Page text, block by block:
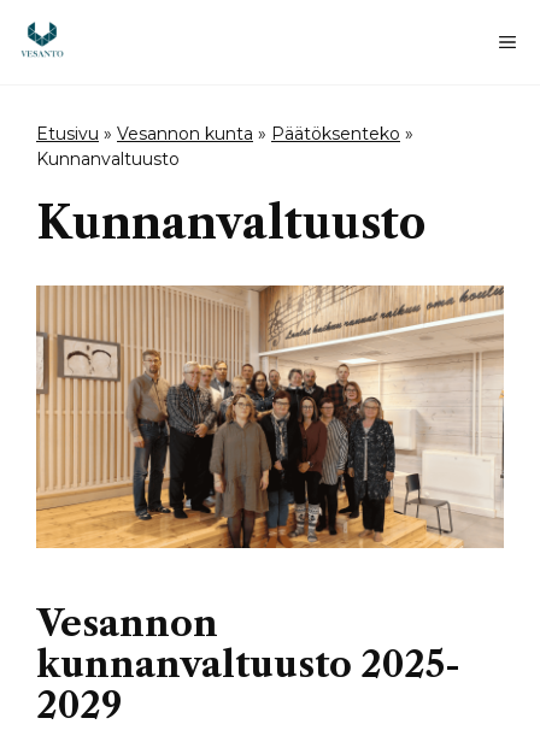
sisältöön
Etusivu » Vesannon kunta » Päätöksenteko »
Kunnanvaltuusto
Kunnanvaltuusto
Vesannon
kunnanvaltuusto 2025-
2029